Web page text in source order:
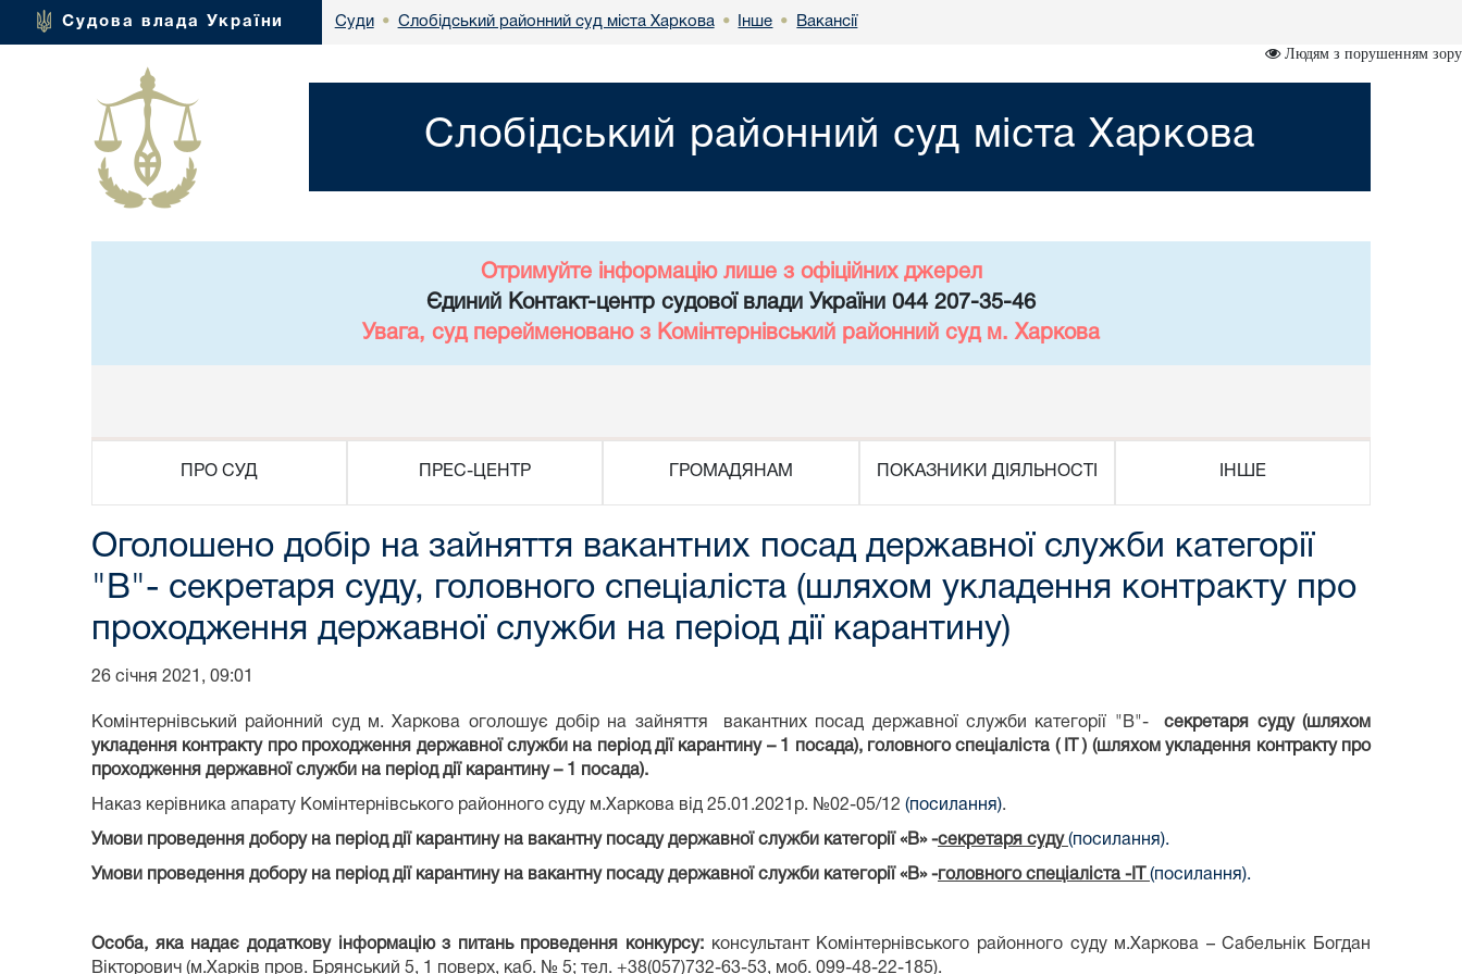
Судова влада України Суди • Слобідський районний суд міста Харкова • Інше • Вакансії
Людям з порушенням зору
Слобідський районний суд міста Харкова
Отримуйте інформацію лише з офіційних джерел
Єдиний Контакт-центр судової влади України 044 207-35-46
Увага, суд перейменовано з Комінтернівський районний суд м. Харкова
ПРО СУД ПРЕС-ЦЕНТР ГРОМАДЯНАМ ПОКАЗНИКИ ДІЯЛЬНОСТІ ІНШЕ
Оголошено добір на зайняття вакантних посад державної служби категорії
"В"- секретаря суду, головного спеціаліста (шляхом укладення контракту про
проходження державної служби на період дії карантину)
26 січня 2021, 09:01
Комінтернівський районний суд м. Харкова оголошує добір на зайняття вакантних посад державної служби категорії "В"-
секретаря суду (шляхом
укладення контракту про проходження державної служби на період дії карантину – 1 посада), головного спеціаліста ( ІТ ) (шляхом укладення контракту про
проходження державної служби на період дії карантину – 1 посада).
Наказ керівника апарату Комінтернівського районного суду м.Харкова від 25.01.2021р. №02-05/12 (посилання).
Умови проведення добору на період дії карантину на вакантну посаду державної служби категорії «В» -секретаря суду (посилання).
Умови проведення добору на період дії карантину на вакантну посаду державної служби категорії «В» -головного спеціаліста -ІТ (посилання).
Особа, яка надає додаткову інформацію з питань проведення конкурсу: консультант Комінтернівського районного суду м.Харкова – Сабельнік Богдан
Вікторович (м.Харків пров. Брянський 5, 1 поверх, каб. № 5; тел. +38(057)732-63-53, моб. 099-48-22-185).